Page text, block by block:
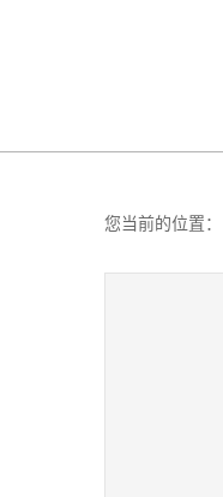
您当前的位置：